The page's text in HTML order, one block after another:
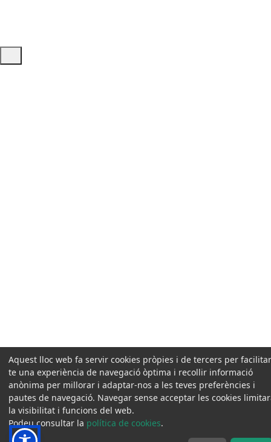
Aquest lloc web fa servir cookies pròpies i de tercers per
te una experiència de navegació òptima i recollir informació
anònima per millorar i adaptar-nos a les teves preferències i
pautes de navegació. Navegar sense acceptar les cookies
la visibilitat i funcions del web.
Podeu consultar la política de cookies.